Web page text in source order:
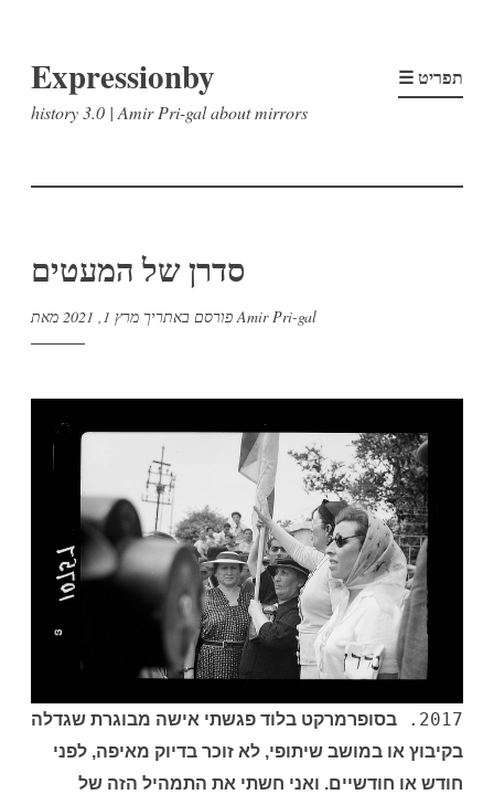
לתוכן
Expressionby
history 3.0 | Amir Pri-gal about mirrors
☰ תפריט
סדרן של המעטים
פורסם באתריך מרץ 1, 2021 מאתAmir Pri-gal
2017
. בסופרמרקט בלוד פגשתי אישה מבוגרת שגדלה
בקיבוץ או במושב שיתופי, לא זוכר בדיוק מאיפה, לפני
חודש או חודשיים. ואני חשתי את התמהיל הזה של